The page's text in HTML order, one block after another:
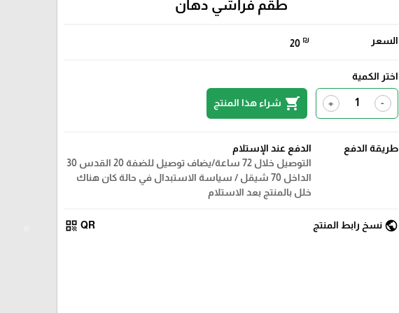
طقم فراشي دهان
السعر 20 ₪
اختر الكمية
-
+
shopping_cart شراء هذا المنتج
طريقة الدفع
الدفع عند الإستلام
التوصيل خلال 72 ساعة/يضاف توصيل للضفة 20 القدس 30
الداخل 70 شيقل / سياسة الاستبدال في حالة كان هناك
خلل بالمنتج بعد الاستلام
public نسخ رابط المنتج QR
qr_code